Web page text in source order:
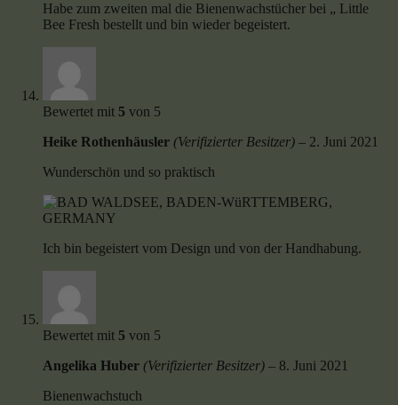
Habe zum zweiten mal die Bienenwachstücher bei „ Little
Bee Fresh bestellt und bin wieder begeistert.
Bewertet mit 5 von 5
Heike Rothenhäusler (Verifizierter Besitzer) – 2. Juni 2021
Wunderschön und so praktisch
Ich bin begeistert vom Design und von der Handhabung.
Bewertet mit 5 von 5
Angelika Huber (Verifizierter Besitzer) – 8. Juni 2021
Bienenwachstuch